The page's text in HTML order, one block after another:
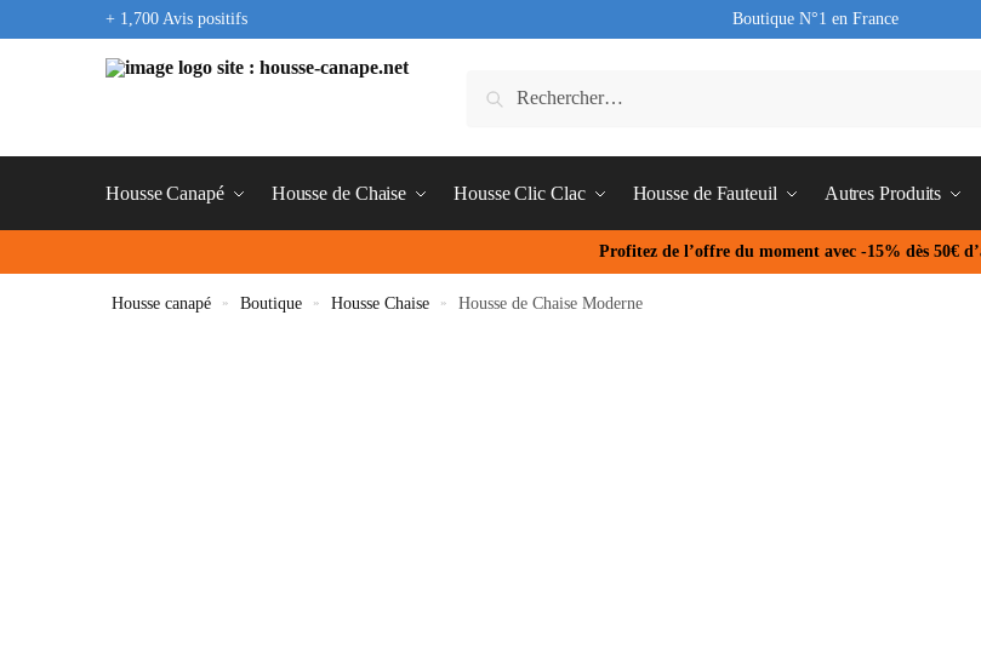
+ 1,700 Avis positifs Boutique N°1 en France
Housse Canapé Housse de Chaise Housse Clic Clac Housse de Fauteuil Autres Produits
Profitez de l’offre du moment avec -15% dès 50€
Housse canapé » Boutique » Housse Chaise » Housse de Chaise Moderne